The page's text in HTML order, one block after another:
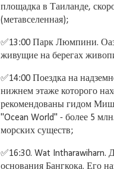
площадка в Таиланде,
(метавселенная);
✅13:00 Парк Люмпини.
живущие на берегах
✅14:00 Поездка на
нижнем этаже которого
рекомендованы гидом
"Ocean World" - более 5
морских существ;
✅16:30. Wat Intharawiharn.
основания Бангкока. Его